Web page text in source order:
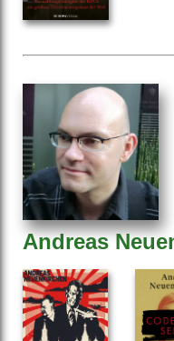
Andreas